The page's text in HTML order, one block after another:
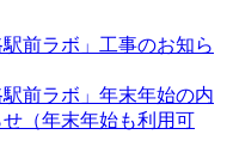
前ラボ」工事のお知ら
前ラボ」年末年始の内
（年末年始も利用可